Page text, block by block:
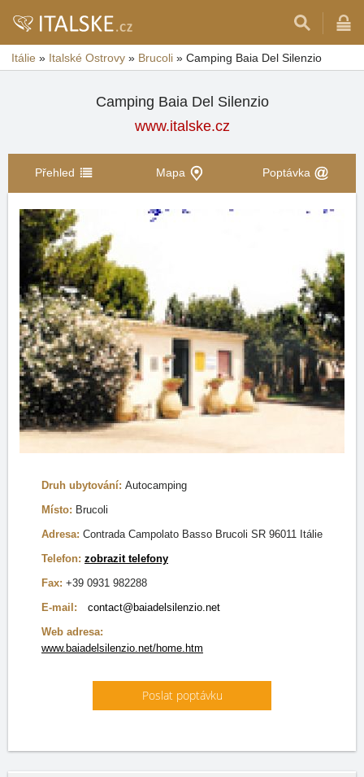
Itálie » Italské Ostrovy » Brucoli » Camping Baia Del Silenzio
Camping Baia Del Silenzio
www.italske.cz
Přehled Mapa Poptávka
Druh ubytování: Autocamping
Místo: Brucoli
Adresa: Contrada Campolato Basso Brucoli SR 96011 Itálie
Telefon: zobrazit telefony
Fax: +39 0931 982288
E-mail:
contact@baiadelsilenzio.net
Web adresa:
www.baiadelsilenzio.net/home.htm
Poslat poptávku